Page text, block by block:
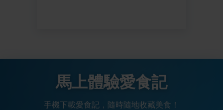
馬上體驗愛食記
手機下載愛食記，隨時隨地收藏美食！